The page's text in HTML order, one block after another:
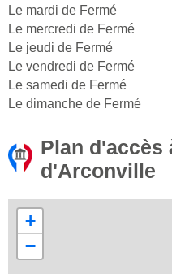
Le mardi de Fermé
Le mercredi de Fermé
Le jeudi de Fermé
Le vendredi de Fermé
Le samedi de Fermé
Le dimanche de Fermé
Plan d'accès
d'Arconville
+
−